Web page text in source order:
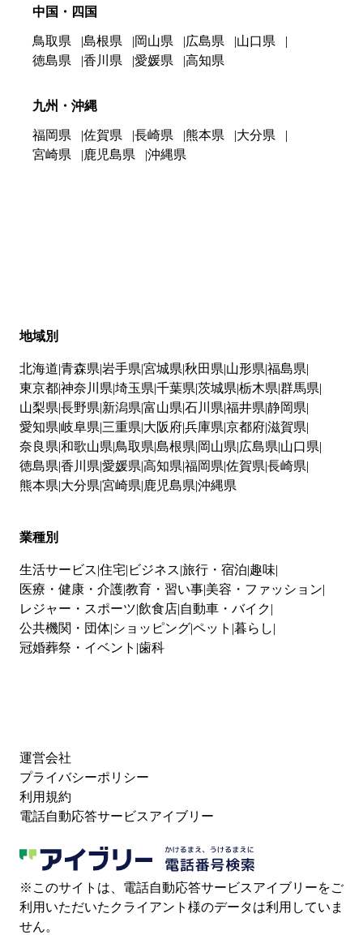
中国・四国
鳥取県 島根県 岡山県 広島県
山口県
徳島県
香川県 愛媛県 高知県
九州・沖縄
福岡県 佐賀県 長崎県 熊本県
大分県
宮崎県
鹿児島県 沖縄県
地域別
北海道 青森県 岩手県 宮城県 秋田県 山形県 福島県
東京都神奈川県 埼玉県 千葉県 茨城県 栃木県 群馬県
山梨県 長野県 新潟県 富山県 石川県 福井県 静岡県
愛知県 岐阜県 三重県 大阪府兵庫県 京都府滋賀県
奈良県 和歌山県 鳥取県 島根県 岡山県 広島県 山口県
徳島県 香川県 愛媛県 高知県 福岡県 佐賀県 長崎県
熊本県 大分県 宮崎県 鹿児島県 沖縄県
業種別
生活サービス 住宅 ビジネス 旅行・宿泊 趣味
医療・健康・介護教育・習い事 美容・ファッション
レジャー・スポーツ 飲食店 自動車・バイク
公共機関・団体 ショッピングペット 暮らし
冠婚葬祭・イベント 歯科
運営会社
プライバシーポリシー
利用規約
電話自動応答サービスアイブリー
※このサイトは、電話自動応答サービスアイブリーをご
利用いただいたクライアント様のデータは利用していま
せん。